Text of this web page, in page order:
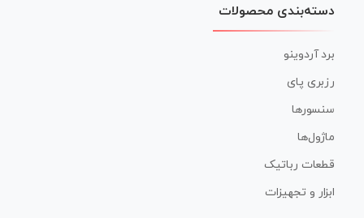
دسته‌بندی محصولات
برد آردوینو
رزبری پای
سنسورها
ماژول‌ها
قطعات رباتیک
ابزار و تجهیزات